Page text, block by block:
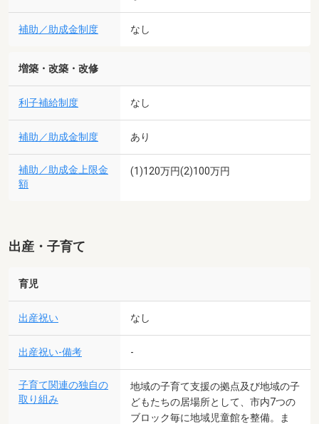
補助／助成金制度 なし
増築・改築・改修
利子補給制度 なし
補助／助成金制度 あり
補助／助成金上限金
額
(1)120万円(2)100万円
出産・子育て
育児
出産祝い なし
出産祝い-備考 -
子育て関連の独自の
取り組み
地域の子育て支援の拠点及び地域の子
どもたちの居場所として、市内7つの
ブロック毎に地域児童館を整備。ま